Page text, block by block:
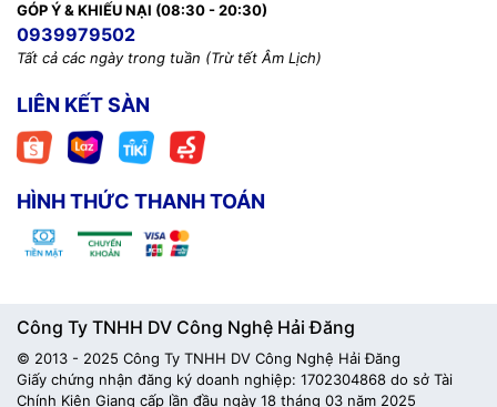
GÓP Ý & KHIẾU NẠI (08:30 - 20:30)
0939979502
Tất cả các ngày trong tuần (Trừ tết Âm Lịch)
LIÊN KẾT SÀN
HÌNH THỨC THANH TOÁN
Công Ty TNHH DV Công Nghệ Hải Đăng
© 2013 - 2025 Công Ty TNHH DV Công Nghệ Hải Đăng
Giấy chứng nhận đăng ký doanh nghiệp: 1702304868 do sở Tài
Chính Kiên Giang cấp lần đầu ngày 18 tháng 03 năm 2025